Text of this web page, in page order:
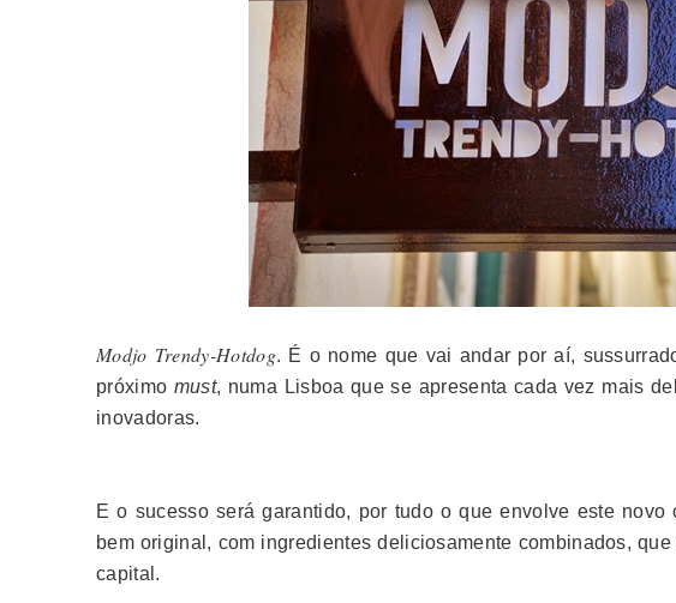
Modjo Trendy-Hotdog. É o nome que vai andar por aí,
próximo must, numa Lisboa que se apresenta cada vez mais
inovadoras.
E o sucesso será garantido, por tudo o que envolve este
bem original, com ingredientes deliciosamente combinados,
capital.